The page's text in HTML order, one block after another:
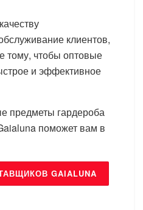
клиентов,
тому, чтобы оптовые
и эффективное
предметы гардероба
поможет вам в
GAIALUNA